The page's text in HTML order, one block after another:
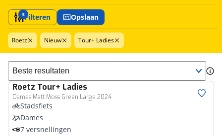
3Filteren Opslaan
Roetz Nieuw Tour+ Ladies
Sorteer resultaten
Roetz Tour+ Ladies
Dames Matt Moss Green Large 2024
Stadsfiets
Dames
7 versnellingen